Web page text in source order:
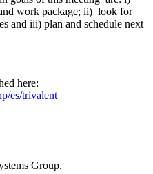
work package; ii) look for
and iii) plan and schedule next
here:
es/trivalent
Group.